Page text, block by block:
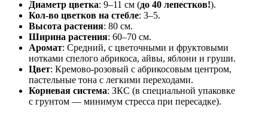
Диаметр цветка: 9–11 см (до 40 лепестков!).
Кол-во цветков на стебле: 3–5.
Высота растения: 80 см.
Ширина растения: 60–70 см.
Аромат: Средний, с цветочными и фруктовыми
нотками спелого абрикоса, айвы, яблони и груши.
Цвет: Кремово-розовый с абрикосовым центром,
пастельные тона с легкими переходами.
Корневая система: ЗКС (в специальной упаковке
с грунтом — минимум стресса при пересадке).